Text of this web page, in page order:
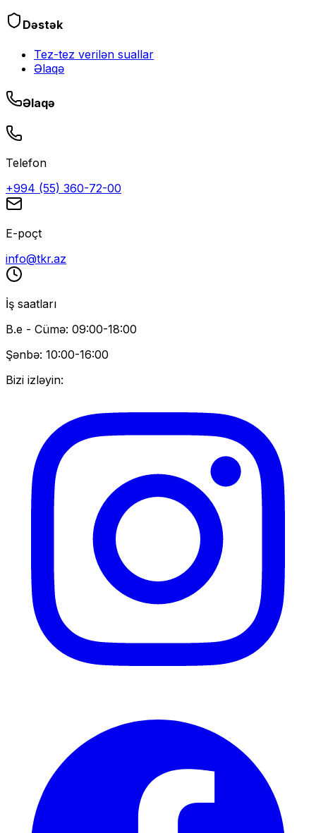
Dəstək
Tez-tez verilən suallar
Əlaqə
Əlaqə
Telefon
+994 (55) 360-72-00
E-poçt
info@tkr.az
İş saatları
B.e - Cümə: 09:00-18:00
Şənbə: 10:00-16:00
Bizi izləyin: